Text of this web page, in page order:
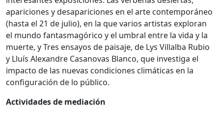
apariciones y desapariciones en el arte contemporáneo
(hasta el 21 de julio), en la que varios artistas exploran
el mundo fantasmagórico y el umbral entre la vida y la
muerte, y Tres ensayos de paisaje, de Lys Villalba Rubio
y Lluís Alexandre Casanovas Blanco, que investiga el
impacto de las nuevas condiciones climáticas en la
configuración de lo público.
Actividades de mediación